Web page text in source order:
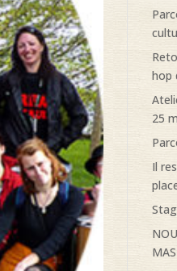
hop
25
Il